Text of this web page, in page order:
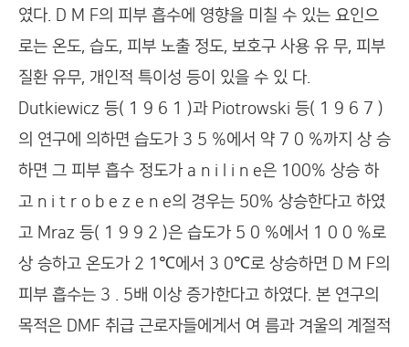
였다. D M F의 피부 흡수에 영향을 미칠 수 있는 요인으
로는 온도, 습도, 피부 노출 정도, 보호구 사용 유 무, 피부
질환 유무, 개인적 특이성 등이 있을 수 있 다.
Dutkiewicz 등( 1 9 6 1 )과 Piotrowski 등( 1 9 6 7 )
의 연구에 의하면 습도가 3 5 %에서 약 7 0 %까지 상 승
하면 그 피부 흡수 정도가 a n i l i n e은 100% 상승 하
고 n i t r o b e z e n e의 경우는 50% 상승한다고 하였
고 Mraz 등( 1 9 9 2 )은 습도가 5 0 %에서 1 0 0 %로
상 승하고 온도가 2 1℃에서 3 0℃로 상승하면 D M F의
피부 흡수는 3 . 5배 이상 증가한다고 하였다. 본 연구의
목적은 DMF 취급 근로자들에게서 여 름과 겨울의 계절적